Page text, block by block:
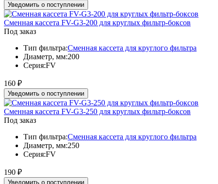
Уведомить о поступлении
Сменная кассета FV-G3-200 для круглых фильтр-боксов
Под заказ
Тип фильтра:Сменная кассета для круглого фильтра
Диаметр, мм:200
Серия:FV
160 ₽
Уведомить о поступлении
Сменная кассета FV-G3-250 для круглых фильтр-боксов
Под заказ
Тип фильтра:Сменная кассета для круглого фильтра
Диаметр, мм:250
Серия:FV
190 ₽
Уведомить о поступлении